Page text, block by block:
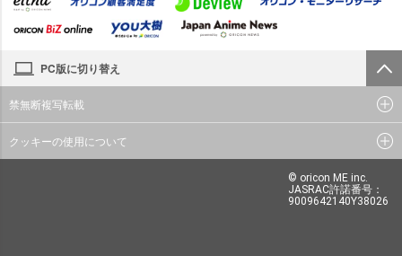
PC版に切り替え
禁無断複写転載
クッキーの使用について
© oricon ME inc.
JASRAC許諾番号：
9009642140Y38026